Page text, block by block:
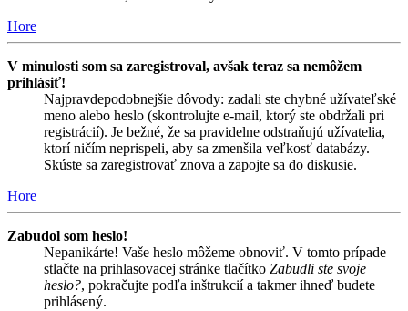
Hore
V minulosti som sa zaregistroval, avšak teraz sa nemôžem
prihlásiť!
Najpravdepodobnejšie dôvody: zadali ste chybné užívateľské
meno alebo heslo (skontrolujte e-mail, ktorý ste obdržali pri
registrácií). Je bežné, že sa pravidelne odstraňujú užívatelia,
ktorí ničím neprispeli, aby sa zmenšila veľkosť databázy.
Skúste sa zaregistrovať znova a zapojte sa do diskusie.
Hore
Zabudol som heslo!
Nepanikárte! Vaše heslo môžeme obnoviť. V tomto prípade
stlačte na prihlasovacej stránke tlačítko Zabudli ste svoje
heslo?, pokračujte podľa inštrukcií a takmer ihneď budete
prihlásený.